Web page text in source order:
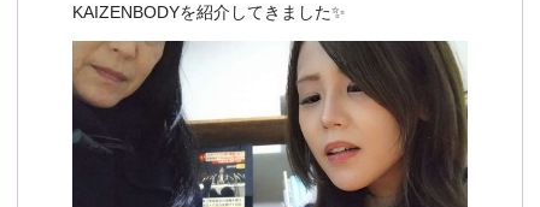
KAIZENBODYを紹介してきました✨